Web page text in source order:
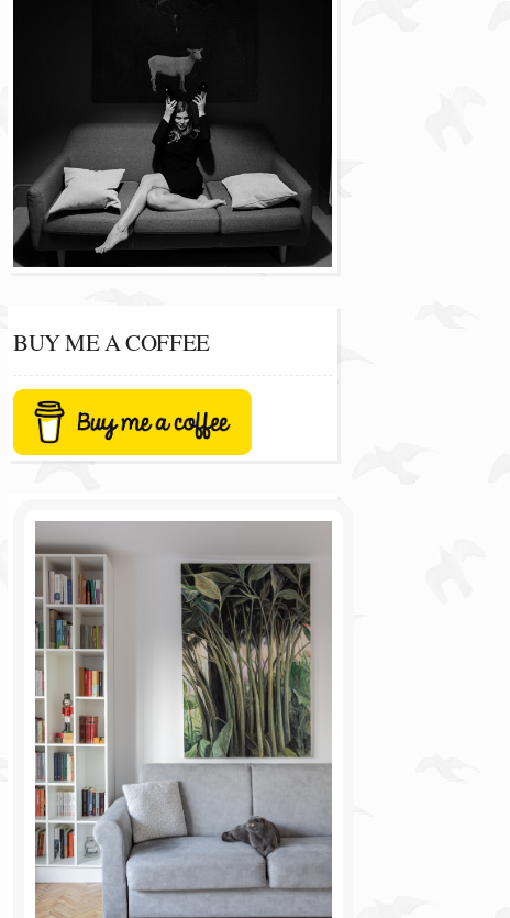
BUY ME A COFFEE